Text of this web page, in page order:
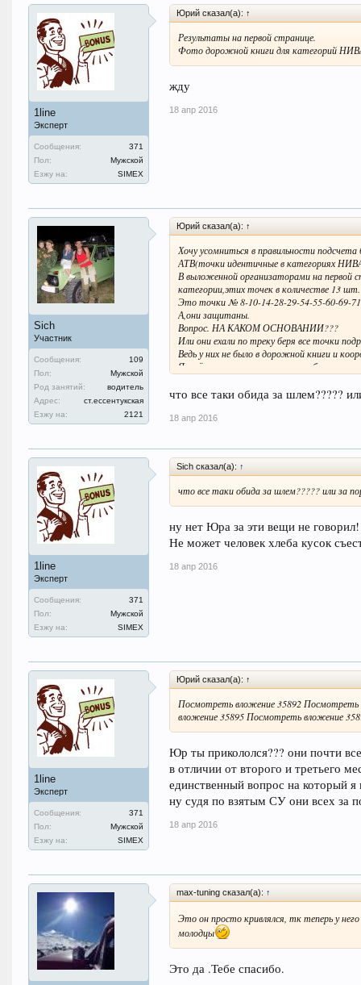
1line
Эксперт
Сообщения:
371
Пол:
Мужской
Езжу на:
SIMEX
Юрий сказал(а): ↑
Результаты на первой странице.
Фото дорожной книги для категорий
жду
18 апр 2016
Sich
Участник
Сообщения:
109
Пол:
Мужской
Род занятий:
водитель
Адрес:
ст.ессентукская
Езжу на:
2121
Юрий сказал(а): ↑
Хочу усомниться в правильности
АТВ(точки идентичные в категориях
В выложенной организаторами на первой
категории,этих точек в количестве 13
Это точки № 8-10-14-28-29-54-55-60-69-
А,они защитаны.
Вопрос. НА КАКОМ ОСНОВАНИИ???
Или они ехали по треку беря все точки
Ведь у них не было в дорожной книги и
Я ещё понимаю,что можно ошибочно
и ночью,то я тогда "пас" да ещё и
Снимаю шляпу,гостода!
что все таки обида за шлем?????
18 апр 2016
1line
Эксперт
Сообщения:
371
Пол:
Мужской
Езжу на:
SIMEX
Sich сказал(а): ↑
что все таки обида за шлем????? или за
ну нет Юра за эти вещи не
Не может человек хлеба кусок
18 апр 2016
1line
Эксперт
Сообщения:
371
Пол:
Мужской
Езжу на:
SIMEX
Юрий сказал(а): ↑
Посмотреть вложение 35892
вложение 35895 Посмотреть вложение
Юр ты прикололся??? они почти
в отличии от второго и третьего
единственный вопрос на который я
ну судя по взятым СУ они всех за
18 апр 2016
max-tuning сказал(а): ↑
Это он просто кривлялся, тк теперь у
молодцы
Это да .Тебе спасибо.